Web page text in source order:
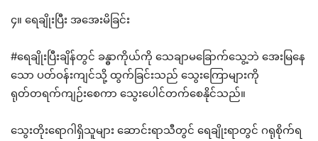
၄။ ရေချိုးပြီး အအေးမိခြင်း
#ရေချိုးပြီးချိန်တွင် ခန္ဓာကိုယ်ကို သေချာမခြောက်သွေ့ဘဲ အေးမြနေ
သော ပတ်ဝန်းကျင်သို့ ထွက်ခြင်းသည် သွေးကြောများကို
ရုတ်တရက်ကျဉ်းစေကာ သွေးပေါင်တက်စေနိုင်သည်။
သွေးတိုးရောဂါရှိသူများ ဆောင်းရာသီတွင် ရေချိုးရာတွင် ဂရုစိုက်ရ